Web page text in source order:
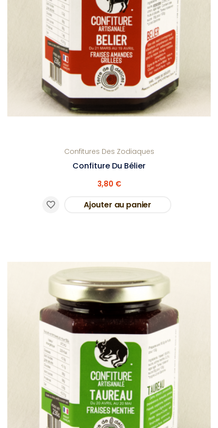
Confitures Des Zodiaques
Confiture Du Bélier
3,80 €
Ajouter au panier